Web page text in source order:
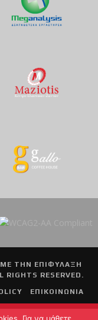
ΤΗΝ ΕΠΙΦΥΛΑΞΗ
RESERVED.
ΕΠΙΚΟΙΝΩΝΙΑ